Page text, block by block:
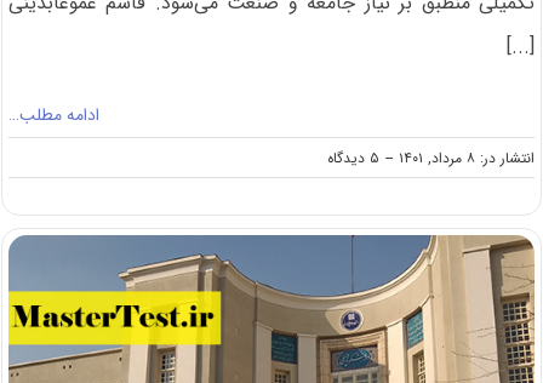
[...]
ادامه مطلب…
انتشار در: ۸ مرداد, ۱۴۰۱ -- ۵ دیدگاه
on
احتمال
نظام
کارشناسی
ارشد